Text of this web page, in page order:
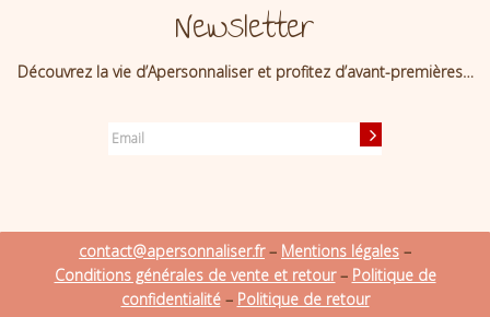
Newsletter
Découvrez la vie d’Apersonnaliser et profitez d’avant-premières…
contact@apersonnaliser.fr– Mentions légales –
Conditions générales de vente et retour– Politique de
confidentialité– Politique de retour